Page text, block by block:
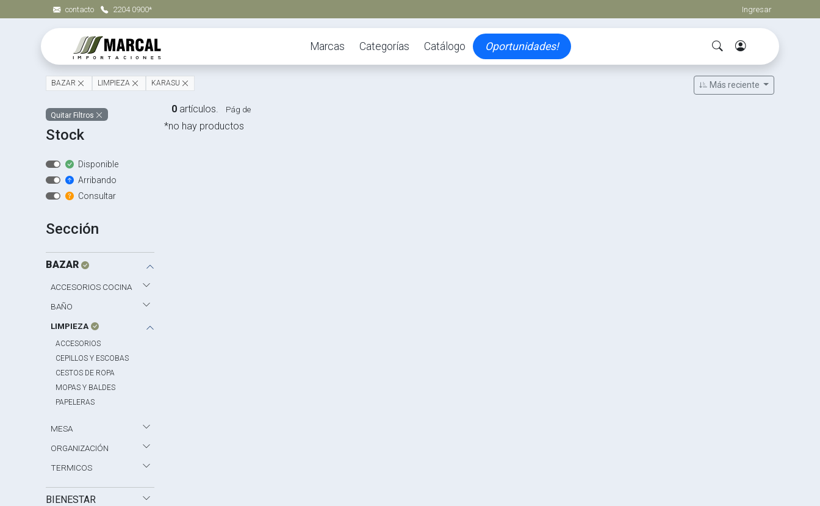
contacto 2204 0900* Ingresar
Marcas Categorías Catálogo Oportunidades!
Más reciente
BAZAR LIMPIEZA KARASU
Quitar Filtros
Stock
Disponible
Arribando
Consultar
Sección
BAZAR
ACCESORIOS COCINA
BAÑO
LIMPIEZA
ACCESORIOS
CEPILLOS Y ESCOBAS
CESTOS DE ROPA
MOPAS Y BALDES
PAPELERAS
MESA
ORGANIZACIÓN
TERMICOS
BIENESTAR
*no hay productos
0artículos. Pág de